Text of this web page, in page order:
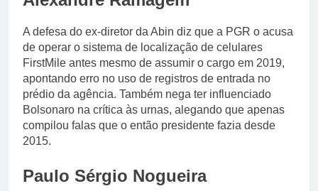
A defesa do ex-diretor da Abin diz que a PGR o acusa
de operar o sistema de localização de celulares
FirstMile antes mesmo de assumir o cargo em 2019,
apontando erro no uso de registros de entrada no
prédio da agência. Também nega ter influenciado
Bolsonaro na crítica às urnas, alegando que apenas
compilou falas que o então presidente fazia desde
2015.
Paulo Sérgio Nogueira